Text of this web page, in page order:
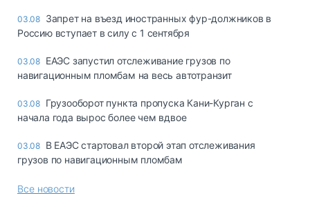
03.08 Запрет на въезд иностранных фур-должников в
Россию вступает в силу с 1 сентября
03.08 ЕАЭС запустил отслеживание грузов по
навигационным пломбам на весь автотранзит
03.08 Грузооборот пункта пропуска Кани-Курган с
начала года вырос более чем вдвое
03.08 В ЕАЭС стартовал второй этап отслеживания
грузов по навигационным пломбам
Все новости